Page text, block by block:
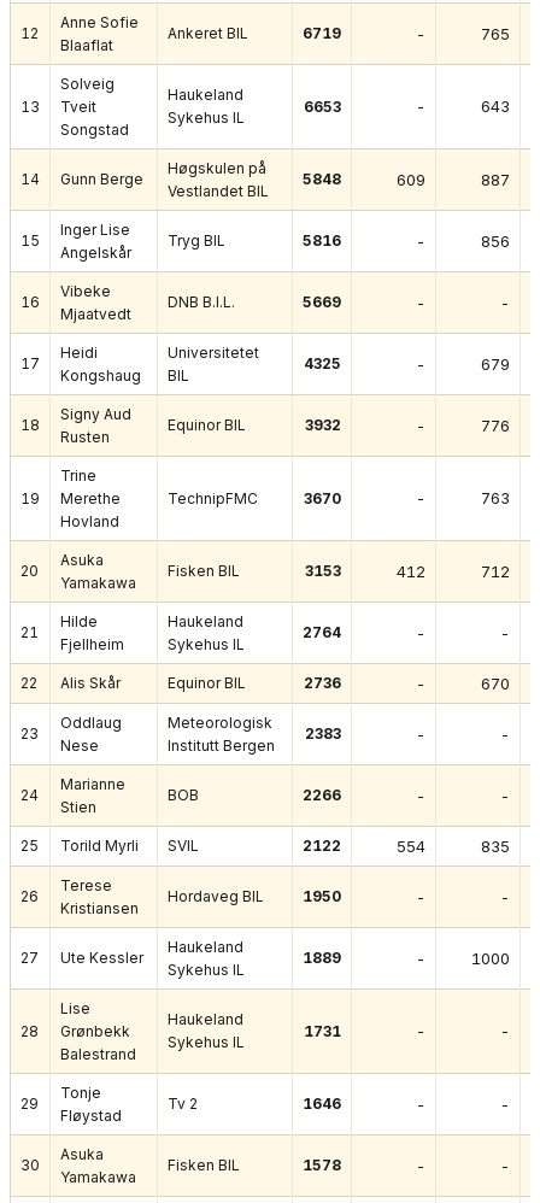
12
Anne Sofie
Blaaflat
Ankeret BIL 6719 - 765
13
Solveig
Tveit
Songstad
Haukeland
Sykehus IL
6653 - 643
14 Gunn Berge
Høgskulen på
Vestlandet BIL
5848 609 887
15
Inger Lise
Angelskår
Tryg BIL 5816 - 856
16
Vibeke
Mjaatvedt
DNB B.I.L. 5669 - -
17
Heidi
Kongshaug
Universitetet
BIL
4325 - 679
18
Signy Aud
Rusten
Equinor BIL 3932 - 776
19
Trine
Merethe
Hovland
TechnipFMC 3670 - 763
20
Asuka
Yamakawa
Fisken BIL 3153 412 712
21
Hilde
Fjellheim
Haukeland
Sykehus IL
2764 - -
22 Alis Skår Equinor BIL 2736 - 670
23
Oddlaug
Nese
Meteorologisk
Institutt Bergen
2383 - -
24
Marianne
Stien
BOB 2266 - -
25 Torild Myrli SVIL 2122 554 835
26
Terese
Kristiansen
Hordaveg BIL 1950 - -
27 Ute Kessler
Haukeland
Sykehus IL
1889 - 1000
28
Lise
Grønbekk
Balestrand
Haukeland
Sykehus IL
1731 - -
29
Tonje
Fløystad
Tv 2 1646 - -
30
Asuka
Yamakawa
Fisken BIL 1578 - -